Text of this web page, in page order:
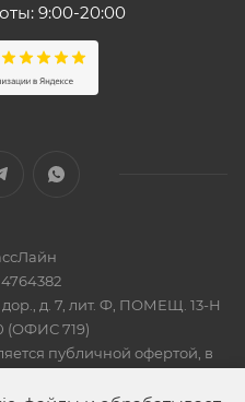
9:00-20:00
дор., д. 7, лит. Ф, ПОМЕЩ. 13-Н
(ОФИС 719)
публичной офертой, в